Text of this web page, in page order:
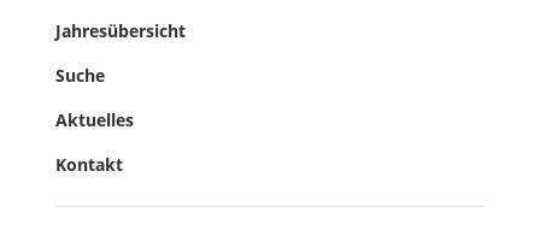
Jahresübersicht
Suche
Aktuelles
Kontakt